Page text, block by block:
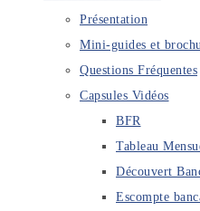
Présentation
Mini-guides et
Questions Fréquentes
Capsules Vidéos
BFR
Tableau
Découvert
Escompte